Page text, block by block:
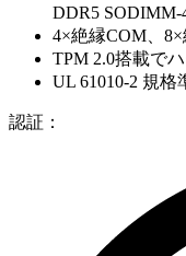
DDR5 SODIMM-
4×絶縁COM、
TPM 2.0搭載で
UL 61010-2 規格
認証：